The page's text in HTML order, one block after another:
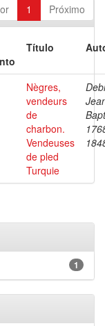
1 Próximo
Título
Nègres,
vendeurs
de
charbon.
Vendeuses
de pled
Turquie
1